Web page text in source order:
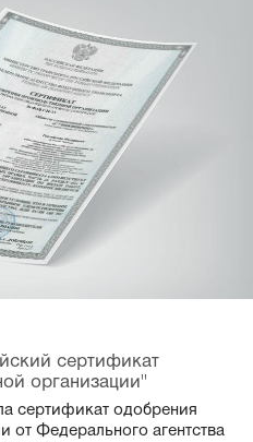
сертификат
организации"
сертификат одобрения
от Федерального агентства